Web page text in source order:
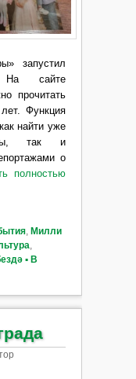
запустил
На сайте
прочитать
Функция
найти уже
так и
о
полностью
, Милли
,
▪ В